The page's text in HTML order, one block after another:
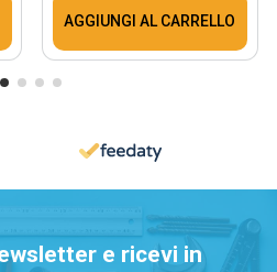
AGGIUNGI AL CARRELLO
e ricevi in